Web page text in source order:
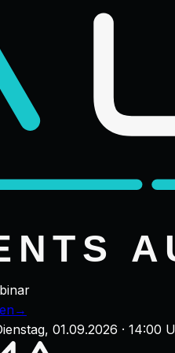
→
01.09.2026 · 14:00